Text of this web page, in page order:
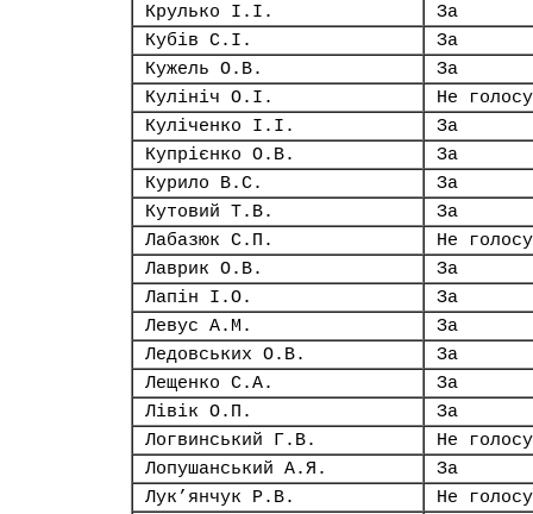
Крулько І.І.
За
Кубів С.І.
За
Кужель О.В.
За
Кулініч О.І.
Не
Куліченко І.І.
За
Купрієнко О.В.
За
Курило В.С.
За
Кутовий Т.В.
За
Лабазюк С.П.
Не
Лаврик О.В.
За
Лапін І.О.
За
Левус А.М.
За
Ледовських О.В.
За
Лещенко С.А.
За
Лівік О.П.
За
Логвинський Г.В.
Не
Лопушанський А.Я.
За
Лук’янчук Р.В.
Не